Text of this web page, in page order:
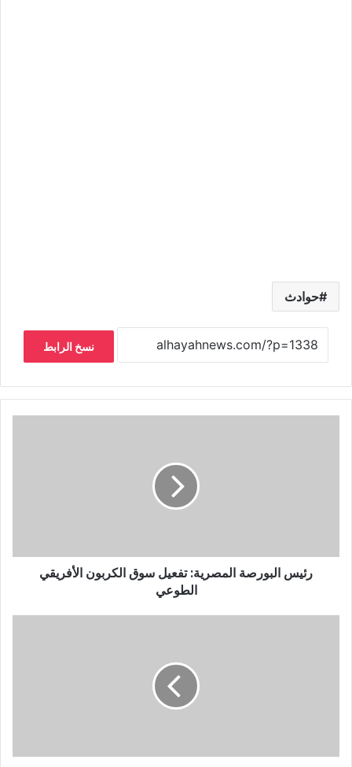
حوادث
نسخ الرابط
رئيس البورصة المصرية: تفعيل سوق الكربون الأفريقي
الطوعي